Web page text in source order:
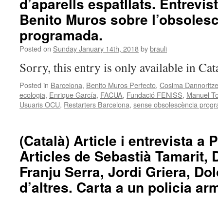
Benito Muros sobre
programada.
Posted on Sunday January 14th, 2018bybrauli
Sorry, this entry is only available in
Posted in Barcelona, Benito Muros Perfecto, Cosima
ecologia, Enrique García, FACUA, Fundació FENISS, Manuel
Usuaris OCU, Restarters Barcelona, sense obsolescència
(Català) Article i entrevista a
Articles de Sebastià Tamarit,
Franju Serra, Jordi Griera,
d’altres. Carta a un policia